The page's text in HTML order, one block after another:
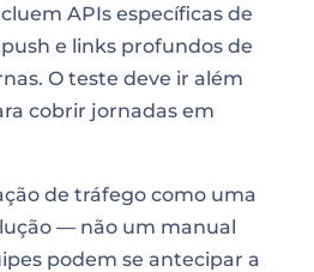
APIs específicas de
e links profundos de
O teste deve ir além
cobrir jornadas em
de tráfego como uma
— não um manual
podem se antecipar a